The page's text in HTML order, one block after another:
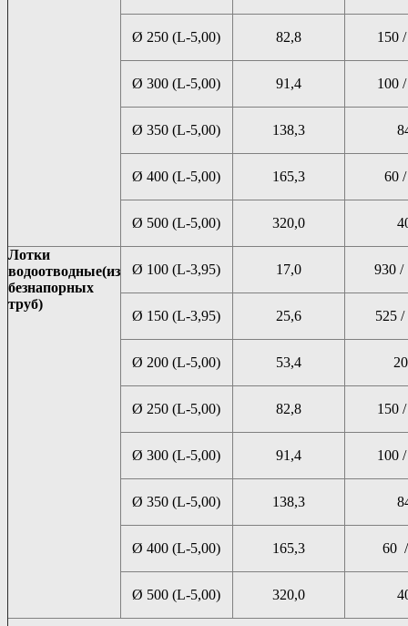
Ø 250 (L-5,00) 82,8 150
Ø 300 (L-5,00) 91,4 100
Ø 350 (L-5,00) 138,3
Ø 400 (L-5,00) 165,3 60
Ø 500 (L-5,00) 320,0
Лотки
водоотводные(из
безнапорных
труб)
Ø 100 (L-3,95) 17,0 930 /
Ø 150 (L-3,95) 25,6 525
Ø 200 (L-5,00) 53,4
Ø 250 (L-5,00) 82,8 150
Ø 300 (L-5,00) 91,4 100
Ø 350 (L-5,00) 138,3
Ø 400 (L-5,00) 165,3 60
Ø 500 (L-5,00) 320,0